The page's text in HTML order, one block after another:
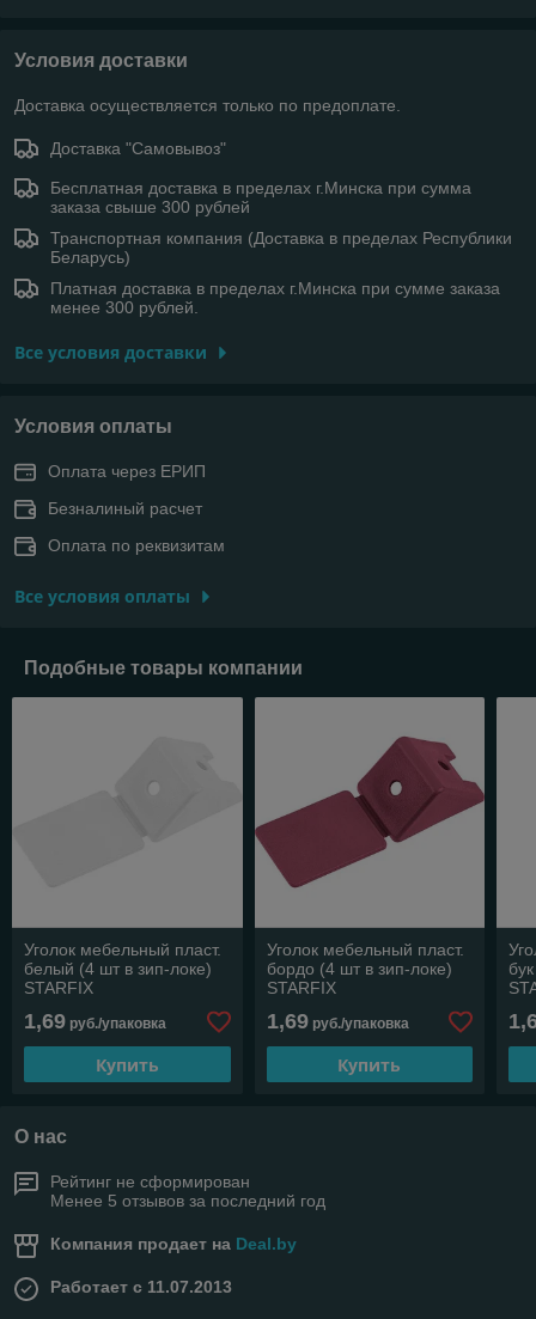
Условия доставки
Доставка осуществляется только по предоплате.
Доставка "Самовывоз"
Бесплатная доставка в пределах г.Минска при сумма
заказа свыше 300 рублей
Транспортная компания (Доставка в пределах Республики
Беларусь)
Платная доставка в пределах г.Минска при сумме заказа
менее 300 рублей.
Все условия доставки
Условия оплаты
Оплата через ЕРИП
Безналиный расчет
Оплата по реквизитам
Все условия оплаты
Подобные товары компании
Уголок мебельный пласт.
белый (4 шт в зип-локе)
STARFIX
1,69 руб./упаковка
Купить
Уголок мебельный пласт.
бордо (4 шт в зип-локе)
STARFIX
1,69руб./упаковка
Купить
О нас
Рейтинг не сформирован
Менее 5 отзывов за последний год
Компания продает на Deal.by
Работает с 11.07.2013